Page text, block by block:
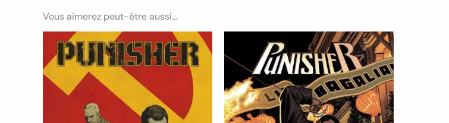
Vous aimerez peut-être aussi…